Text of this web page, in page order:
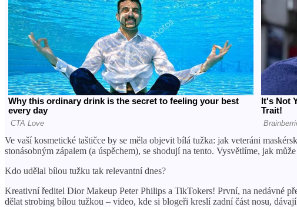
Ve vaší kosmetické taštičce by se měla objevit bílá tužka: jak veteráni
stonásobným zápalem (a úspěchem), se shodují na tento. Vysvětlíme, jak
Kdo udělal bílou tužku tak relevantní dnes?
Kreativní ředitel Dior Makeup Peter Philips a TikTokers! První, na nedávné
dělat strobing bílou tužkou – video, kde si blogeři kreslí zadní část nosu,